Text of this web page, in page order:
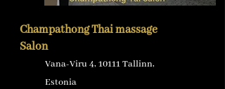
Champathong Thai massage
Salon
Vana-Viru 4, 10111 Tallinn,
Estonia